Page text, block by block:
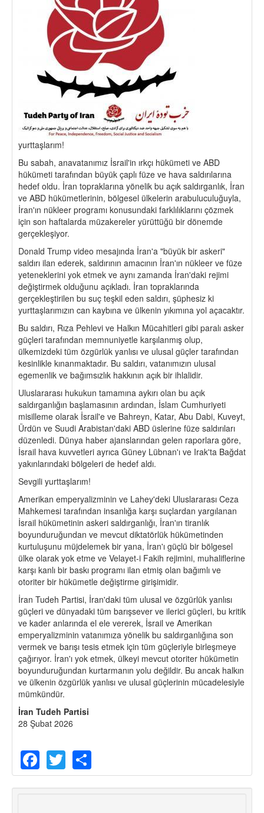
yurttaşlarım!
Bu sabah, anavatanımız İsrail'in ırkçı hükümeti ve ABD
hükümeti tarafından büyük çaplı füze ve hava saldırılarına
hedef oldu. İran topraklarına yönelik bu açık saldırganlık, İran
ve ABD hükümetlerinin, bölgesel ülkelerin arabuluculuğuyla,
İran'ın nükleer programı konusundaki farklılıklarını çözmek
için son haftalarda müzakereler yürüttüğü bir dönemde
gerçekleşiyor.
Donald Trump video mesajında ​​İran'a "büyük bir askeri"
saldırı ilan ederek, saldırının amacının İran'ın nükleer ve füze
yeteneklerini yok etmek ve aynı zamanda İran'daki rejimi
değiştirmek olduğunu açıkladı. İran topraklarında
gerçekleştirilen bu suç teşkil eden saldırı, şüphesiz ki
yurttaşlarımızın can kaybına ve ülkenin yıkımına yol açacaktır.
Bu saldırı, Rıza Pehlevi ve Halkın Mücahitleri gibi paralı asker
güçleri tarafından memnuniyetle karşılanmış olup,
ülkemizdeki tüm özgürlük yanlısı ve ulusal güçler tarafından
kesinlikle kınanmaktadır. Bu saldırı, vatanımızın ulusal
egemenlik ve bağımsızlık hakkının açık bir ihlalidir.
Uluslararası hukukun tamamına aykırı olan bu açık
saldırganlığın başlamasının ardından, İslam Cumhuriyeti
misilleme olarak İsrail'e ve Bahreyn, Katar, Abu Dabi, Kuveyt,
Ürdün ve Suudi Arabistan'daki ABD üslerine füze saldırıları
düzenledi. Dünya haber ajanslarından gelen raporlara göre,
İsrail hava kuvvetleri ayrıca Güney Lübnan'ı ve Irak'ta Bağdat
yakınlarındaki bölgeleri de hedef aldı.
Sevgili yurttaşlarım!
Amerikan emperyalizminin ve Lahey'deki Uluslararası Ceza
Mahkemesi tarafından insanlığa karşı suçlardan yargılanan
İsrail hükümetinin askeri saldırganlığı, İran'ın tiranlık
boyunduruğundan ve mevcut diktatörlük hükümetinden
kurtuluşunu müjdelemek bir yana, İran'ı güçlü bir bölgesel
ülke olarak yok etme ve Velayet-i Fakih rejimini, muhaliflerine
karşı kanlı bir baskı programı ilan etmiş olan bağımlı ve
otoriter bir hükümetle değiştirme girişimidir.
İran Tudeh Partisi, İran'daki tüm ulusal ve özgürlük yanlısı
güçleri ve dünyadaki tüm barışsever ve ilerici güçleri, bu kritik
ve kader anlarında el ele vererek, İsrail ve Amerikan
emperyalizminin vatanımıza yönelik bu saldırganlığına son
vermek ve barışı tesis etmek için tüm güçleriyle birleşmeye
çağırıyor. İran'ı yok etmek, ülkeyi mevcut otoriter hükümetin
boyunduruğundan kurtarmanın yolu değildir. Bu ancak halkın
ve ülkenin özgürlük yanlısı ve ulusal güçlerinin mücadelesiyle
mümkündür.
İran Tudeh Partisi
28 Şubat 2026
Facebook
Twitter